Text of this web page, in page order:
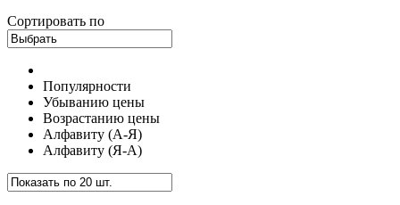
Сортировать по
Популярности
Убыванию цены
Возрастанию цены
Алфавиту (А-Я)
Алфавиту (Я-А)